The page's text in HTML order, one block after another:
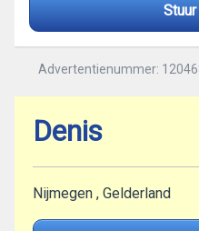
Advertentienummer:
Denis
Nijmegen , Gelderland